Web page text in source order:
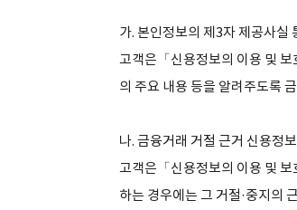
가. 본인정보의 제3자 제공사실
고객은「신용정보의 이용 및
의 주요 내용 등을 알려주도록
나. 금융거래 거절 근거 신용정
고객은「신용정보의 이용 및
하는 경우에는 그 거절·중지의